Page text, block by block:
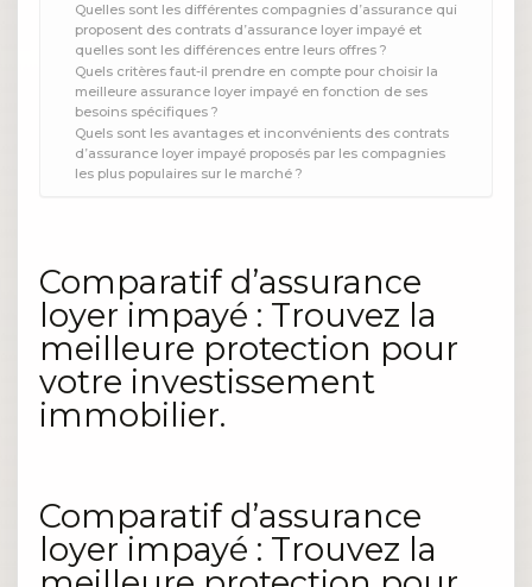
Quelles sont les différentes compagnies d’assurance qui
proposent des contrats d’assurance loyer impayé et
quelles sont les différences entre leurs offres ?
Quels critères faut-il prendre en compte pour choisir la
meilleure assurance loyer impayé en fonction de ses
besoins spécifiques ?
Quels sont les avantages et inconvénients des contrats
d’assurance loyer impayé proposés par les compagnies
les plus populaires sur le marché ?
Comparatif d’assurance
loyer impayé : Trouvez la
meilleure protection pour
votre investissement
immobilier.
Comparatif d’assurance
loyer impayé : Trouvez la